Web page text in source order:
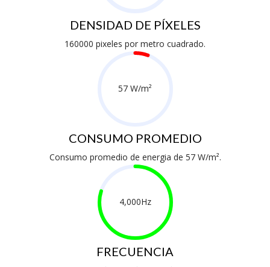
DENSIDAD DE PÍXELES
160000 pixeles por metro cuadrado.
57 W/m²
CONSUMO PROMEDIO
Consumo promedio de energia de 57 W/m².
4,000Hz
FRECUENCIA